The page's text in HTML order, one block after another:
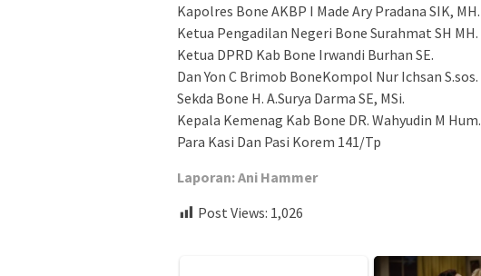
Kapolres Bone AKBP I Made Ary Pradana SIK, MH.
Ketua Pengadilan Negeri Bone Surahmat SH MH.
Ketua DPRD Kab Bone Irwandi Burhan SE.
Dan Yon C Brimob BoneKompol Nur Ichsan S.sos.
Sekda Bone H. A.Surya Darma SE, MSi.
Kepala Kemenag Kab Bone DR. Wahyudin M Hum.
Para Kasi Dan Pasi Korem 141/Tp
Laporan: Ani Hammer
Post Views: 1,026